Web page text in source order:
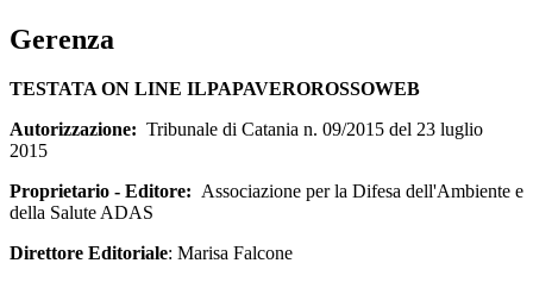
Gerenza
TESTATA ON LINE ILPAPAVEROROSSOWEB
Autorizzazione: Tribunale di Catania n. 09/2015 del 23 luglio
2015
Proprietario - Editore: Associazione per la Difesa dell'Ambiente e
della Salute ADAS
Direttore Editoriale: Marisa Falcone